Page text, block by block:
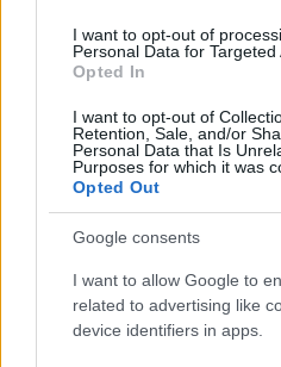
I want to opt-out of
Personal Data for Targeted
Opted In
I want to opt-out of
Retention, Sale, and/or
Personal Data that Is
Purposes for which it was
Opted Out
Google consents
I want to allow Google to
related to advertising like
device identifiers in apps.
está cambiando las
seguidores más
La política exterior de Donald
POLÍTICA